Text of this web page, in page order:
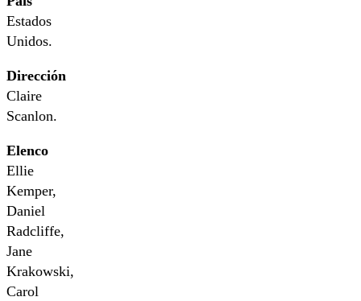
Estados
Unidos.
Dirección
Claire
Scanlon.
Elenco
Ellie
Kemper,
Daniel
Radcliffe,
Jane
Krakowski,
Carol